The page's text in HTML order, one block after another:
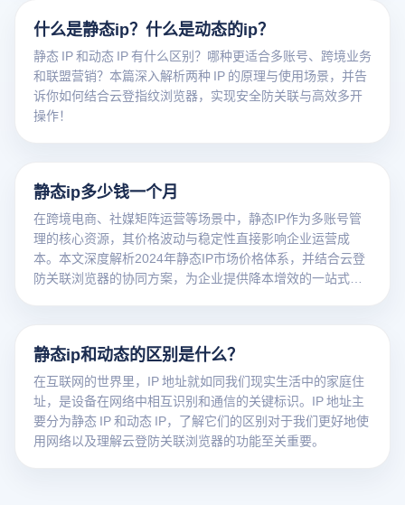
什么是静态ip？什么是动态的ip？
静态 IP 和动态 IP 有什么区别？哪种更适合多账号、跨境业务
和联盟营销？本篇深入解析两种 IP 的原理与使用场景，并告
诉你如何结合云登指纹浏览器，实现安全防关联与高效多开
操作！
静态ip多少钱一个月
在跨境电商、社媒矩阵运营等场景中，静态IP作为多账号管
理的核心资源，其价格波动与稳定性直接影响企业运营成
本。本文深度解析2024年静态IP市场价格体系，并结合云登
防关联浏览器的协同方案，为企业提供降本增效的一站式解
静态ip和动态的区别是什么？
在互联网的世界里，IP 地址就如同我们现实生活中的家庭住
址，是设备在网络中相互识别和通信的关键标识。IP 地址主
要分为静态 IP 和动态 IP，了解它们的区别对于我们更好地使
用网络以及理解云登防关联浏览器的功能至关重要。